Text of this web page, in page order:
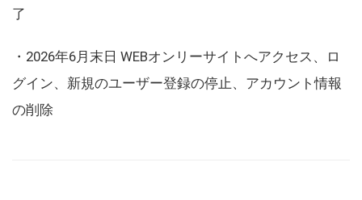
了
・2026年6月末日 WEBオンリーサイトへアクセス、ロ
グイン、新規のユーザー登録の停止、アカウント情報
の削除